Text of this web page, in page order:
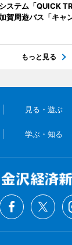
ステム「QUICK
賀周遊バス「キャ
もっと見る
見る・遊ぶ
学ぶ・知る